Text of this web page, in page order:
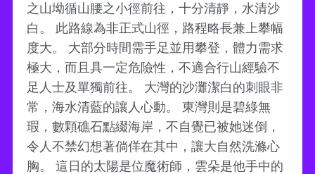
之山坳循山腰之小徑前往，十分清靜，水清沙
白。 此路線為非正式山徑，路程略長兼上攀幅
度大。 大部分時間需手足並用攀登，體力需求
極大，而且具一定危險性，不適合行山經驗不
足人士及單獨前往。 大灣的沙灘潔白的刺眼非
常，海水清藍的讓人心動。 東灣則是碧綠無
瑕，數顆礁石點綴海岸，不自覺已被她迷倒，
令人不禁幻想著倘佯在其中，讓大自然洗滌心
胸。 這日的太陽是位魔術師，雲朵是他手中的